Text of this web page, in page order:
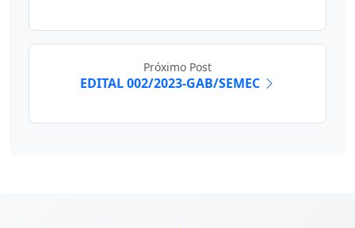
Próximo Post
EDITAL 002/2023-GAB/SEMEC